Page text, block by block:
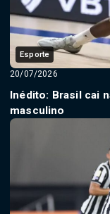
Esporte
20/07/2026
Inédito: Brasil cai
masculino